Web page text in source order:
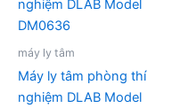
máy ly tâm
Máy ly tâm phòng thí
nghiệm DLAB Model